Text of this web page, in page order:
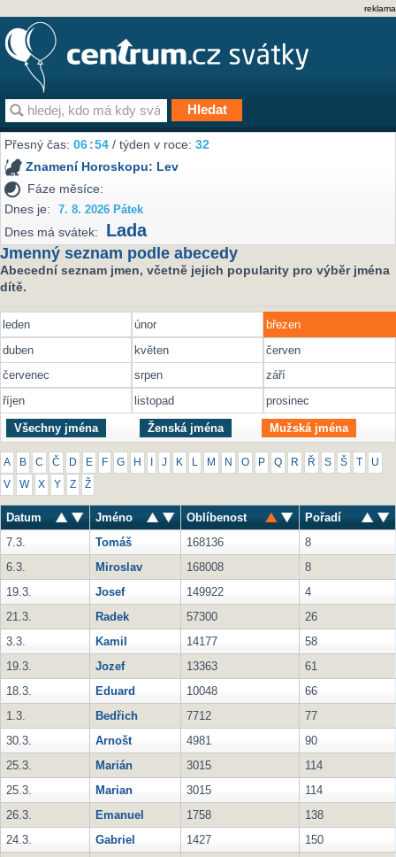
reklama
Přesný čas:06 54 / týden v roce:32
Znamení Horoskopu: Lev
Fáze měsíce:
Dnes je:
7. 8. 2026 Pátek
Dnes má svátek: Lada
Jmenný seznam podle abecedy
Abecední seznam jmen, včetně jejich popularity pro výběr jména
dítě.
leden únor
březen
duben
květen
červen
červenec
srpen
září
říjen
listopad prosinec
Všechny jména Ženská jména Mužská jména
A B C Č D E F G H J K M N O P Q R Ř S Š U
V W X Y Z Ž
Datum Jméno Oblíbenost
Pořadí
7.3.
Tomáš 168136
8
6.3.
Miroslav 168008
8
19.3.
Josef 149922
4
21.3.
Radek 57300
26
3.3.
Kamil 14177
58
19.3.
Jozef 13363
61
18.3.
Eduard 10048
66
1.3.
Bedřich 7712
77
30.3.
Arnošt 4981
90
25.3.
Marián 3015
114
25.3.
Marian 3015
114
26.3.
Emanuel 1758
138
24.3.
Gabriel 1427
150